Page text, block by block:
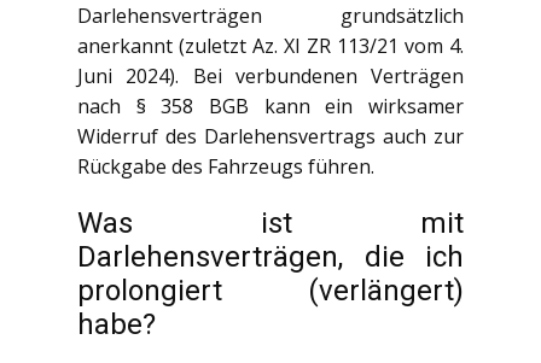
Darlehensverträgen grundsätzlich
anerkannt (zuletzt Az. XI ZR 113/21 vom 4.
Juni 2024). Bei verbundenen Verträgen
nach § 358 BGB kann ein wirksamer
Widerruf des Darlehensvertrags auch zur
Rückgabe des Fahrzeugs führen.
Was ist mit
Darlehensverträgen, die ich
prolongiert (verlängert)
habe?